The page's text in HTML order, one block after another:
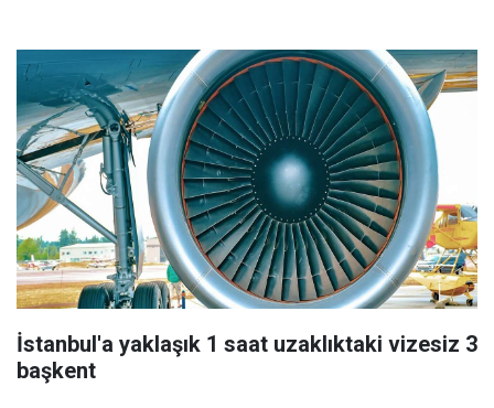
İstanbul'a yaklaşık 1 saat uzaklıktaki vizesiz 3
başkent